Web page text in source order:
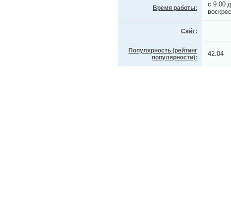
Время работы:
с 9.00
Сайт:
Популярность (рейтинг
популярности):
42.04